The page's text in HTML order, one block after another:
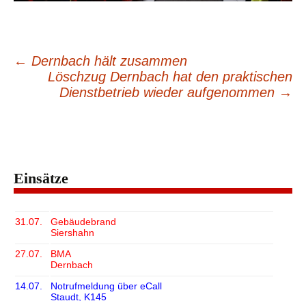
Beitragsnavigation
← Dernbach hält zusammen
Löschzug Dernbach hat den praktischen
Dienstbetrieb wieder aufgenommen →
Einsätze
31.07.
Gebäudebrand
Siershahn
27.07.
BMA
Dernbach
14.07.
Notrufmeldung über eCall
Staudt, K145